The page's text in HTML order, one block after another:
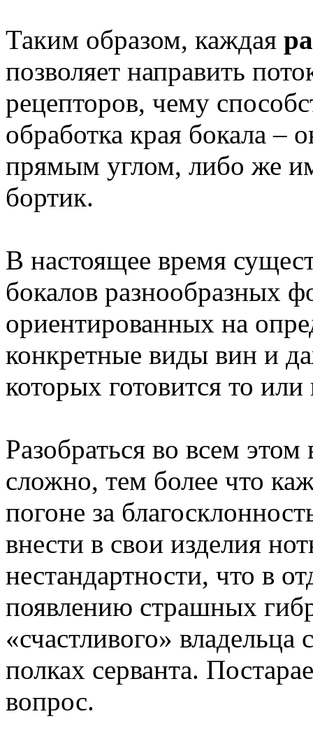
Таким образом, каждая
позволяет направить
рецепторов, чему
обработка края бокала –
прямым углом, либо же
бортик.
В настоящее время
бокалов разнообразных
ориентированных на
конкретные виды вин и
которых готовится то
Разобраться во всем
сложно, тем более что
погоне за
внести в свои изделия
нестандартности, что в
появлению страшных
«счастливого»
полках серванта.
вопрос.